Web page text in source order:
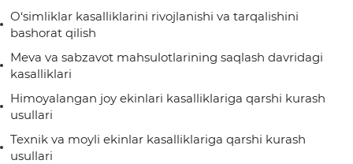
O‘simliklar kasalliklarini rivojlanishi va tarqalishini
bashorat qilish
Meva va sabzavot mahsulotlarining saqlash davridagi
kasalliklari
Himoyalangan joy ekinlari kasalliklariga qarshi kurash
usullari
Texnik va moyli ekinlar kasalliklariga qarshi kurash
usullari